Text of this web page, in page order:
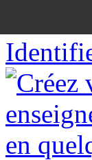
06 18